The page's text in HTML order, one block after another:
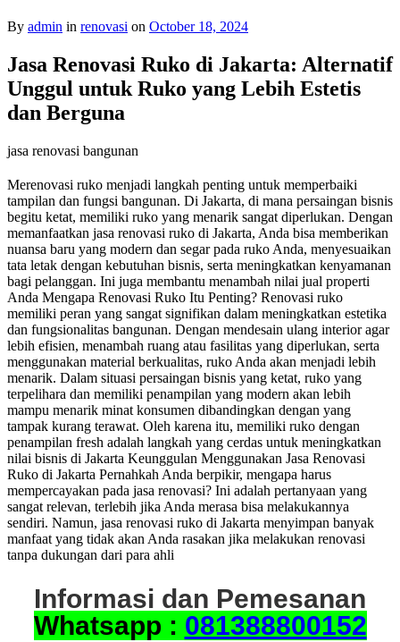
By admin in renovasi on October 18, 2024
Jasa Renovasi Ruko di Jakarta: Alternatif
Unggul untuk Ruko yang Lebih Estetis
dan Berguna
jasa renovasi bangunan
Merenovasi ruko menjadi langkah penting untuk memperbaiki
tampilan dan fungsi bangunan. Di Jakarta, di mana persaingan bisnis
begitu ketat, memiliki ruko yang menarik sangat diperlukan. Dengan
memanfaatkan jasa renovasi ruko di Jakarta, Anda bisa memberikan
nuansa baru yang modern dan segar pada ruko Anda, menyesuaikan
tata letak dengan kebutuhan bisnis, serta meningkatkan kenyamanan
bagi pelanggan. Ini juga membantu menambah nilai jual properti
Anda Mengapa Renovasi Ruko Itu Penting? Renovasi ruko
memiliki peran yang sangat signifikan dalam meningkatkan estetika
dan fungsionalitas bangunan. Dengan mendesain ulang interior agar
lebih efisien, menambah ruang atau fasilitas yang diperlukan, serta
menggunakan material berkualitas, ruko Anda akan menjadi lebih
menarik. Dalam situasi persaingan bisnis yang ketat, ruko yang
terpelihara dan memiliki penampilan yang modern akan lebih
mampu menarik minat konsumen dibandingkan dengan yang
tampak kurang terawat. Oleh karena itu, memiliki ruko dengan
penampilan fresh adalah langkah yang cerdas untuk meningkatkan
nilai bisnis di Jakarta Keunggulan Menggunakan Jasa Renovasi
Ruko di Jakarta Pernahkah Anda berpikir, mengapa harus
mempercayakan pada jasa renovasi? Ini adalah pertanyaan yang
sangat relevan, terlebih jika Anda merasa bisa melakukannya
sendiri. Namun, jasa renovasi ruko di Jakarta menyimpan banyak
manfaat yang tidak akan Anda rasakan jika melakukan renovasi
tanpa dukungan dari para ahli
Informasi dan Pemesanan
Whatsapp : 081388800152